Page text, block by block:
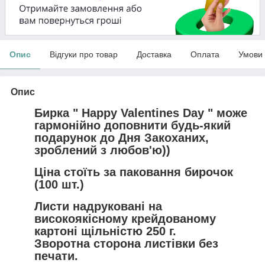
Опис Відгуки про товар Доставка Оплата Умови
Опис
Бирка " Happy Valentines Day " може
гармонійно доповнити будь-який
подарунок до Дня Закоханих,
зроблений з любов'ю))
Ціна стоїть за паковання бирочок
(100 шт.)
Листи надруковані на
високоякісному крейдованому
картоні щільністю 250 г.
Зворотна сторона листівки без
печати.